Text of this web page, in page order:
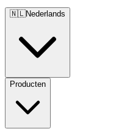
🇳🇱Nederlands
Producten